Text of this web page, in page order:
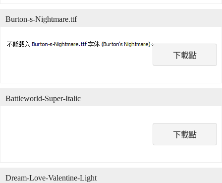
下載點
Burton-s-Nightmare.ttf
下載點
Battleworld-Super-Italic
Dream-Love-Valentine-Light